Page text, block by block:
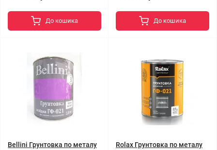
До кошика До кошика
Bellini Грунтовка по металу
Rolax Грунтовка по металу